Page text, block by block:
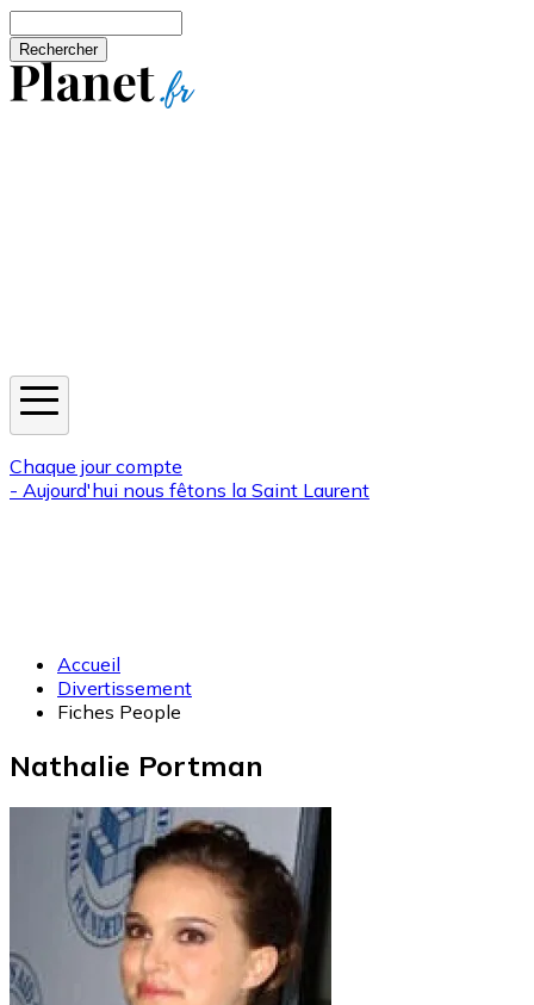
Chaque jour compte
- Aujourd'hui nous fêtons la Saint Laurent
Accueil
Divertissement
Fiches People
Nathalie Portman